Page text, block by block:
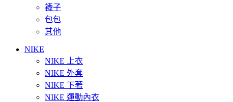
襪子
包包
其他
NIKE
NIKE 上衣
NIKE 外套
NIKE 下著
NIKE 運動內衣